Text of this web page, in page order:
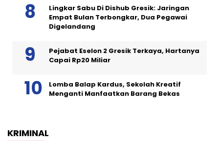
Lingkar Sabu Di Dishub Gresik: Jaringan
Empat Bulan Terbongkar, Dua Pegawai
Digelandang
Pejabat Eselon 2 Gresik Terkaya, Hartanya
Capai Rp20 Miliar
Lomba Balap Kardus, Sekolah Kreatif
Menganti Manfaatkan Barang Bekas
KRIMINAL